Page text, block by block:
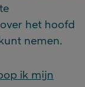
het hoofd
nemen.
ik mijn